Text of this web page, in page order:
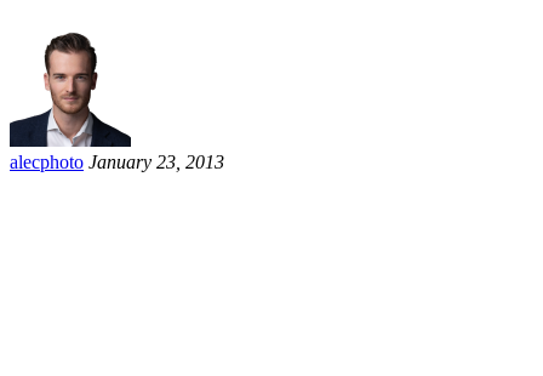
alecphoto January 23, 2013